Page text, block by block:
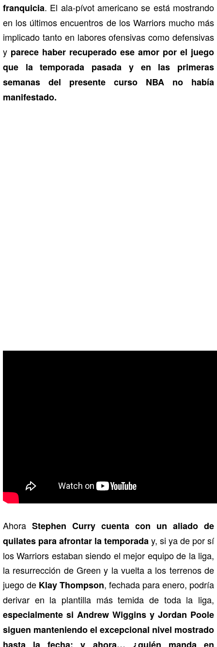
franquicia. El ala-pívot americano se está mostrando
en los últimos encuentros de los Warriors mucho más
implicado tanto en labores ofensivas como defensivas
y parece haber recuperado ese amor por el juego
que la temporada pasada y en las primeras
semanas del presente curso NBA no había
manifestado.
Ahora Stephen Curry cuenta con un aliado de
quilates para afrontar la temporaday, si ya de por sí
los Warriors estaban siendo el mejor equipo de la liga,
la resurrección de Green y la vuelta a los terrenos de
juego de Klay Thompson, fechada para enero, podría
derivar en la plantilla más temida de toda la liga,
especialmente si Andrew Wiggins y Jordan Poole
siguen manteniendo el excepcional nivel mostrado
hasta la fecha: y ahora… ¿quién manda en